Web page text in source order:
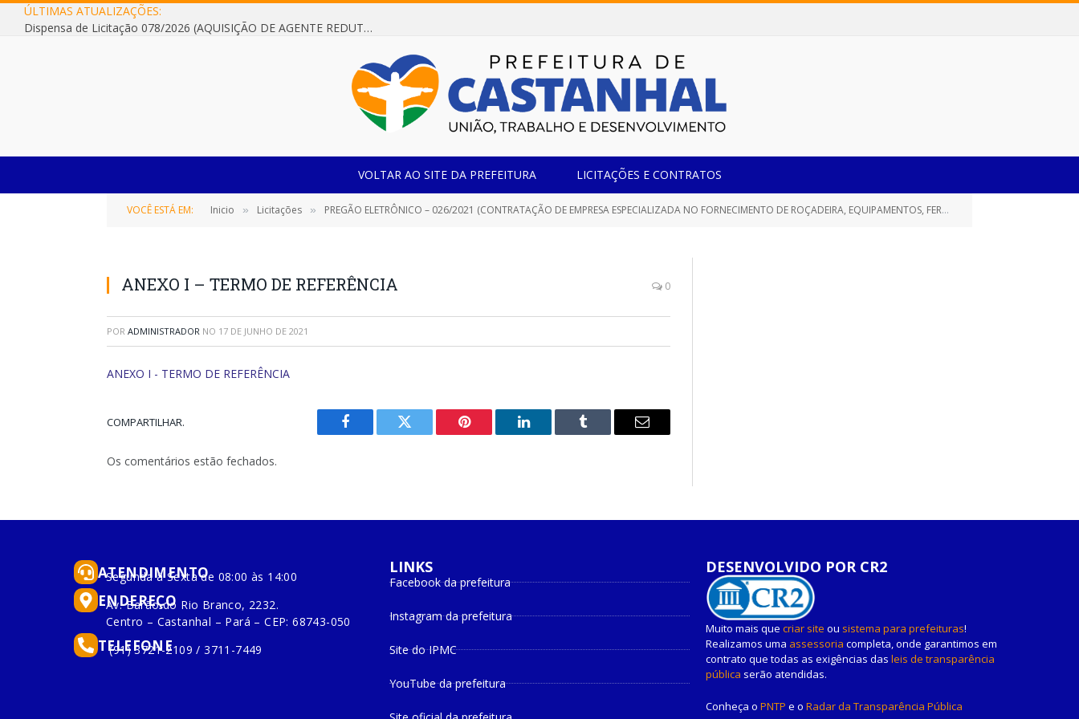
ÚLTIMAS ATUALIZAÇÕES:
Dispensa de Licitação 078/2026 (AQUISIÇÃO DE AGENTE REDUTOR LÍQUIDO AUTOMOTIVO – ARLA 32, PARA ATENDER A FROTA OFICIAL DE VEÍCULOS DA SECRETARIA MUNICIPAL DE EDUCAÇÃO DO MUNICÍPIO DE CASTANHAL/PA)
VOLTAR AO SITE DA PREFEITURA LICITAÇÕES E CONTRATOS
VOCÊ ESTÁ EM: Inicio » Licitações » PREGÃO ELETRÔNICO – 026/2021 (CONTRATAÇÃO DE EMPRESA ESPECIALIZADA NO FORNECIMENTO DE ROÇADEIRA, EQUIPAMENTOS, FERRAMENTAS E PEÇAS DE ROÇAGEM E AFINS)
ANEXO I – TERMO DE REFERÊNCIA 0
POR ADMINISTRADOR NO 17 DE JUNHO DE 2021
ANEXO I - TERMO DE REFERÊNCIA
COMPARTILHAR.
Facebook Twitter Pinterest
O
Tumblr
E-
Os comentários estão fechados.
ATENDIMENTO
Segunda à Sexta de 08:00 às 14:00
ENDEREÇO
Av. Barão do Rio Branco, 2232.
Centro – Castanhal – Pará – CEP: 68743-050
TELEFONE
(91) 3721-2109 / 3711-7449
LINKS
Facebook da prefeitura
Instagram da prefeitura
Site do IPMC
YouTube da prefeitura
DESENVOLVIDO POR CR2
Muito mais que criar site ou sistema para prefeituras!
Realizamos uma assessoria completa, onde garantimos em
contrato que todas as exigências das leis de transparência
pública serão atendidas.
Conheça o PNTP e o Radar da Transparência Pública